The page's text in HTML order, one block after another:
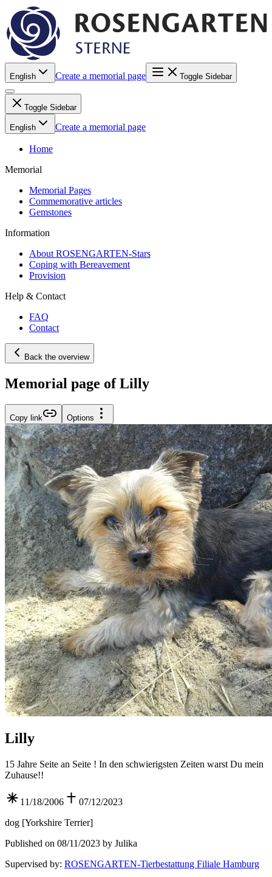
English Create a memorial page Toggle Sidebar
Toggle Sidebar
English Create a memorial page
Home
Memorial
Memorial Pages
Commemorative articles
Gemstones
Information
About ROSENGARTEN-Stars
Coping with Bereavement
Provision
Help & Contact
FAQ
Contact
Back the overview
Memorial page of Lilly
Copy link Options
Lilly
15 Jahre Seite an Seite ! In den schwierigsten Zeiten warst Du mein
Zuhause!!
11/18/2006
07/12/2023
dog [Yorkshire Terrier]
Published on 08/11/2023 by Julika
Supervised by: ROSENGARTEN-Tierbestattung Filiale Hamburg